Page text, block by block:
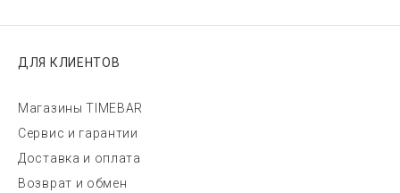
ДЛЯ КЛИЕНТОВ
Магазины TIMEBAR
Сервис и гарантии
Доставка и оплата
Возврат и обмен